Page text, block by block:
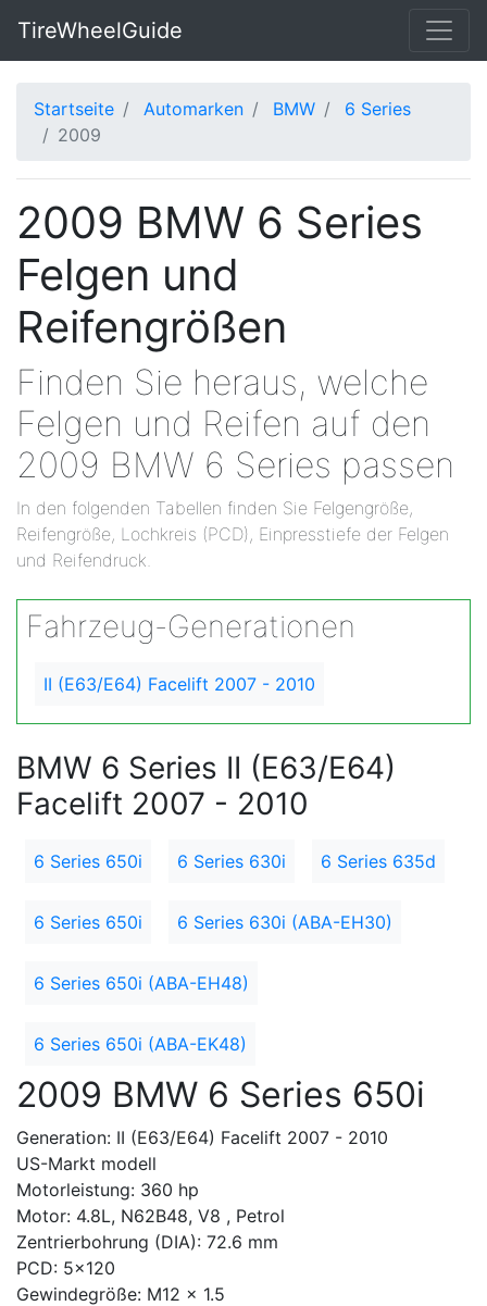
TireWheelGuide
Startseite Automarken BMW
6 Series
2009
2009 BMW 6 Series
Felgen und
Reifengrößen
Finden Sie heraus, welche
Felgen und Reifen auf den
2009 BMW 6 Series passen
In den folgenden Tabellen finden Sie Felgengröße,
Reifengröße, Lochkreis (PCD), Einpresstiefe der Felgen
und Reifendruck.
Fahrzeug-Generationen
II (E63/E64) Facelift 2007 - 2010
BMW 6 Series II (E63/E64)
Facelift 2007 - 2010
6 Series 650i 6 Series 630i 6 Series 635d
6 Series 650i 6 Series 630i (ABA-EH30)
6 Series 650i (ABA-EH48)
6 Series 650i (ABA-EK48)
2009 BMW 6 Series 650i
Generation: II (E63/E64) Facelift 2007 - 2010
US-Markt modell
Motorleistung: 360 hp
Motor: 4.8L, N62B48, V8 , Petrol
Zentrierbohrung (DIA): 72.6 mm
PCD: 5x120
Gewindegröße: M12 x 1.5